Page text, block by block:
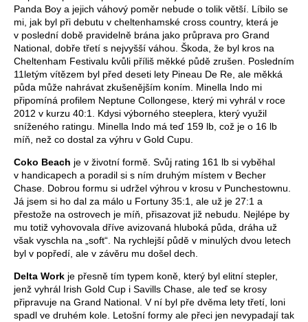
Panda Boy a jejich váhový poměr nebude o tolik větší. Líbilo se
mi, jak byl při debutu v cheltenhamské cross country, která je
v poslední době pravidelně brána jako průprava pro Grand
National, dobře třetí s nejvyšší váhou. Škoda, že byl kros na
Cheltenham Festivalu kvůli příliš měkké půdě zrušen. Posledním
11letým vítězem byl před deseti lety Pineau De Re, ale měkká
půda může nahrávat zkušenějším koním. Minella Indo mi
připomíná profilem Neptune Collongese, který mi vyhrál v roce
2012 v kurzu 40:1. Kdysi výborného steeplera, který využil
sníženého ratingu. Minella Indo má teď 159 lb, což je o 16 lb
míň, než co dostal za výhru v Gold Cupu.
Coko Beach je v životní formě. Svůj rating 161 lb si vyběhal
v handicapech a poradil si s ním druhým místem v Becher
Chase. Dobrou formu si udržel výhrou v krosu v Punchestownu.
Já jsem si ho dal za málo u Fortuny 35:1, ale už je 27:1 a
přestože na ostrovech je míň, přisazovat již nebudu. Nejlépe by
mu totiž vyhovovala dříve avizovaná hluboká půda, dráha už
však vyschla na „soft“. Na rychlejší půdě v minulých dvou letech
byl v popředí, ale v závěru mu došel dech.
Delta Work je přesně tím typem koně, který byl elitní stepler,
jenž vyhrál Irish Gold Cup i Savills Chase, ale teď se krosy
připravuje na Grand National. V ní byl pře dvěma lety třetí, loni
spadl ve druhém kole. Letošní formy ale přeci jen nevypadají tak